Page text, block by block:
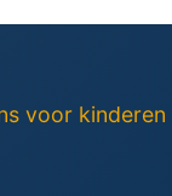
voor kinderen